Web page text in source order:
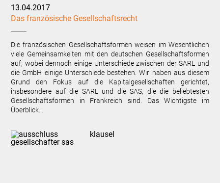
13.04.2017
Das französische Gesellschaftsrecht
Die französischen Gesellschaftsformen weisen im Wesentlichen
viele Gemeinsamkeiten mit den deutschen Gesellschaftsformen
auf, wobei dennoch einige Unterschiede zwischen der SARL und
die GmbH einige Unterschiede bestehen. Wir haben aus diesem
Grund den Fokus auf die Kapitalgesellschaften gerichtet,
insbesondere auf die SARL und die SAS, die die beliebtesten
Gesellschaftsformen in Frankreich sind. Das Wichtigste im
Überblick…